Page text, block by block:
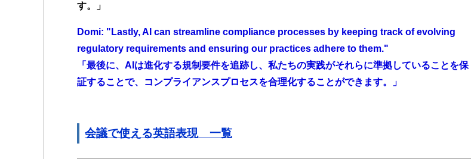
す。」
Domi: "Lastly, AI can streamline compliance processes by keeping track of evolving
regulatory requirements and ensuring our practices adhere to them."
「最後に、AIは進化する規制要件を追跡し、私たちの実践がそれらに準拠していることを保
証することで、コンプライアンスプロセスを合理化することができます。」
会議で使える英語表現 一覧